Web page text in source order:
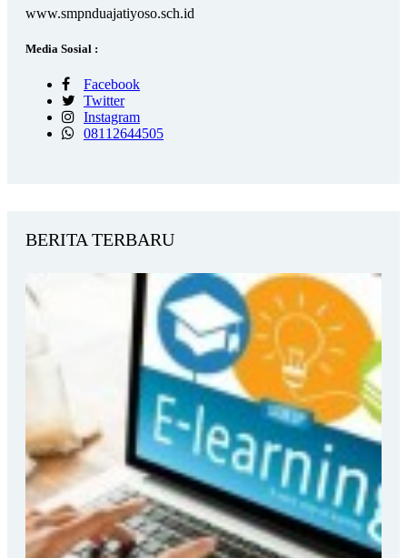
www.smpnduajatiyoso.sch.id
Media Sosial :
Facebook
Twitter
Instagram
08112644505
BERITA TERBARU